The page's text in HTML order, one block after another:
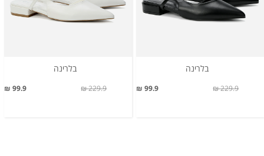
בלרינה
99.9 ₪ 229.9 ₪
בלרינה
99.9 ₪ 229.9 ₪